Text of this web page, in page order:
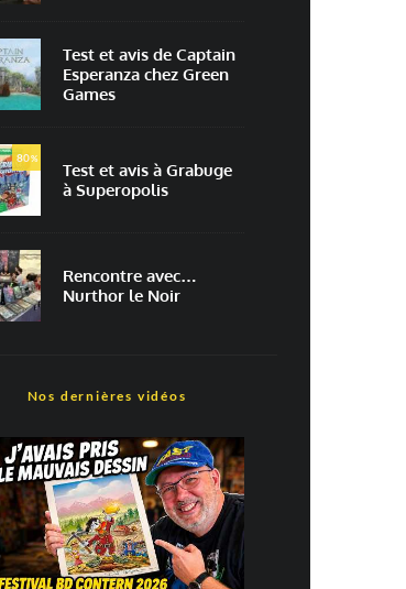
Test et avis de Captain
Esperanza chez Green
Games
80%
Test et avis à Grabuge
à Superopolis
Rencontre avec…
Nurthor le Noir
Nos dernières vidéos